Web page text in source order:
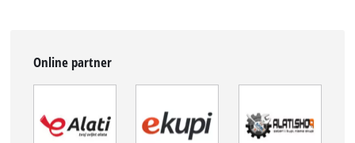
Online partner